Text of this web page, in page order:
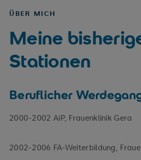
ÜBER MICH
Meine
Stationen
Beruflicher
2000-2002 AiP, Frauenklinik Gera
2002-2006 FA-Weiterbildung,